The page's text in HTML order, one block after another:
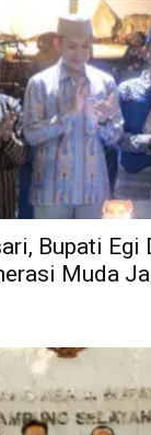
Bupati Egi
Muda